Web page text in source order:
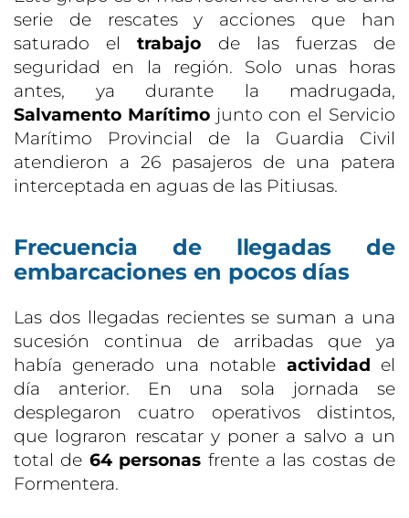
serie de rescates y acciones que han
saturado eltrabajo de las fuerzas de
seguridad en la región. Solo unas horas
antes, ya durante la madrugada,
Salvamento Marítimojunto con el Servicio
Marítimo Provincial de la Guardia Civil
atendieron a 26 pasajeros de una patera
interceptada en aguas de las Pitiusas.
Frecuencia de llegadas de
embarcaciones en pocos días
Las dos llegadas recientes se suman a una
sucesión continua de arribadas que ya
había generado una notable actividad el
día anterior. En una sola jornada se
desplegaron cuatro operativos distintos,
que lograron rescatar y poner a salvo a un
total de 64 personas frente a las costas de
Formentera.